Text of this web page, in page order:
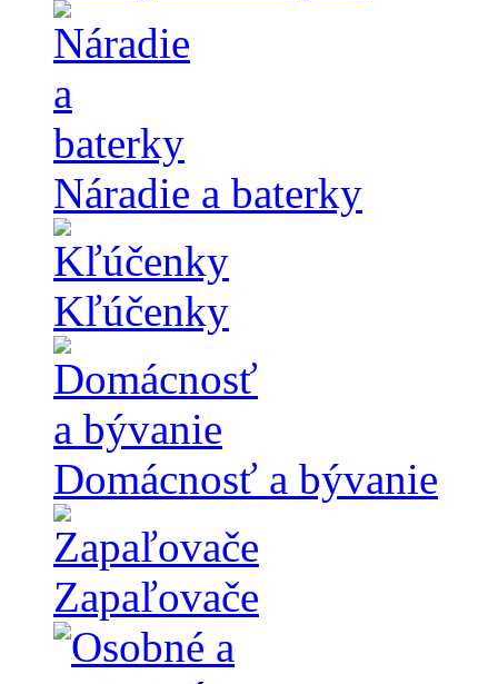
Náradie a baterky
Kľúčenky
Domácnosť a bývanie
Zapaľovače